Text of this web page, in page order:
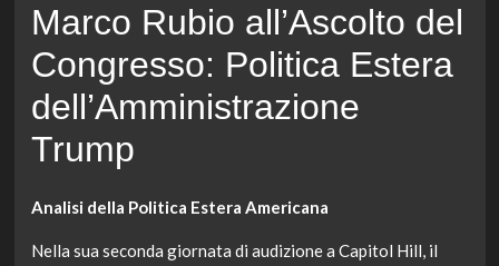
Marco Rubio all’Ascolto del
Congresso: Politica Estera
dell’Amministrazione
Trump
Analisi della Politica Estera Americana
Nella sua seconda giornata di audizione a Capitol Hill, il